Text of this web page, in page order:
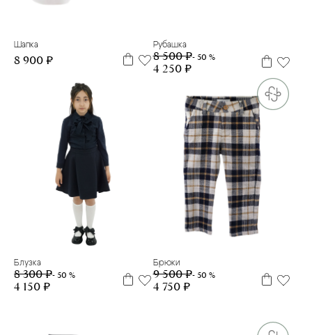
Шапка
8 900 ₽
Рубашка
8 500 ₽- 50 %
4 250 ₽
134см
Блузка
8 300 ₽- 50 %
4 150 ₽
80см
Брюки
9 500 ₽- 50 %
4 750 ₽